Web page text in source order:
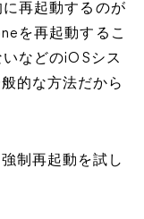
再起動するのが
を再起動するこ
などのiOSシス
的な方法だから
制再起動を試し